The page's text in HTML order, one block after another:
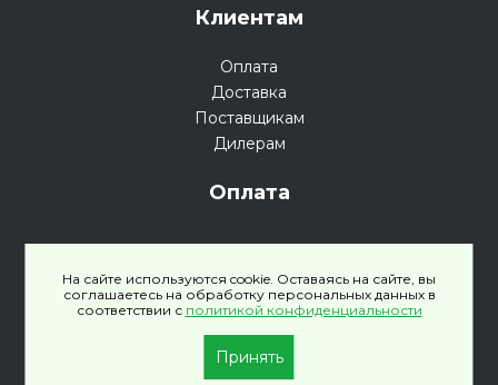
Клиентам
Оплата
Доставка
Поставщикам
Дилерам
Оплата
© 2026 Автопленки, Все права защищены
Политика конфиденциальности
На сайте используются cookie. Оставаясь на сайте, вы
соглашаетесь на обработку персональных данных в
соответствии с политикой конфиденциальности
Принять